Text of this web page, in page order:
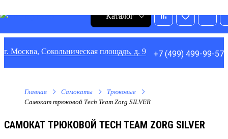
г. Москва, Сокольническая площадь, д. 9 +7 (499) 499-99-57
Каталог
Главная Самокаты
Трюковые
Самокат трюковой Тech Team Zorg SILVER
САМОКАТ ТРЮКОВОЙ ТECH TEAM ZORG SILVER